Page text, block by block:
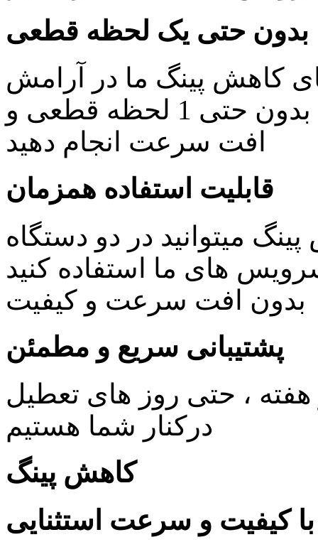
بدون حتی یک لحظه قطعی
کاهش پینگ ما در آرامش
خاطر کار های روزمره خود را بدون حتی 1 لحظه قطعی و
افت سرعت انجام دهید
قابلیت استفاده همزمان
میتوانید در دو دستگاه
های ما استفاده کنید
بدون افت سرعت و کیفیت
پشتیبانی سریع و مطمئن
24 ساعته در 7 روز هفته ، حتی روز های تعطیل
درکنار شما هستیم
کاهش پینگ
کیفیت و سرعت استثنایی